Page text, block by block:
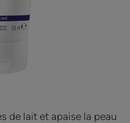
de lait et apaise la peau